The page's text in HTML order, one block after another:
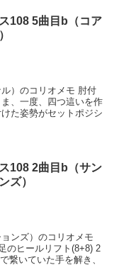
108 5曲目b（コア
）のコリオメモ 肘付
、一度、四つ這いを作
た姿勢がセットポジシ
108 2曲目b（サン
ズ）
ンズ）のコリオメモ
のヒールリフト(8+8) 2
繋いていた手を解き、